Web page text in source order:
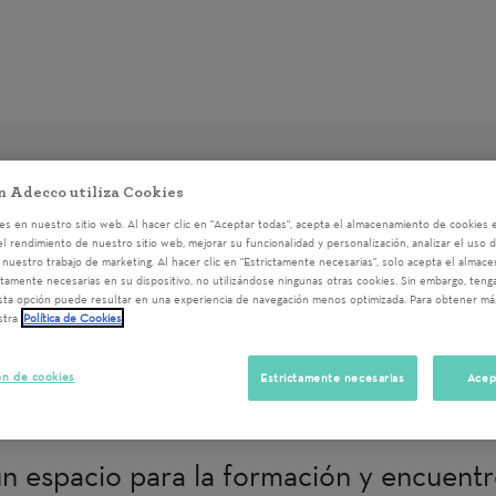
la acción de voluntariadoregístrateoaccedeal
SOBRE
espacio para la formación y
Adecco utiliza Cookies
en nuestro sitio web. Al hacer clic en "Aceptar todas", acepta el almacenamiento de cookies
rendimiento de nuestro sitio web, mejorar su funcionalidad y personalización, analizar el uso
trabajo de marketing. Al hacer clic en "Estrictamente necesarias", solo acepta el
necesarias en su dispositivo, no utilizándose ningunas otras cookies. Sin embargo,
opción puede resultar en una experiencia de navegación menos optimizada. Para obtener
Política de Cookies
Estrictamente necesarias
de cookies